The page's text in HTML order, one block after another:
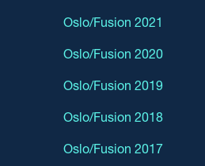
Oslo/Fusion 2021
Oslo/Fusion 2020
Oslo/Fusion 2019
Oslo/Fusion 2018
Oslo/Fusion 2017